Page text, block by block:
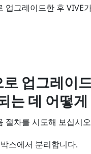
그레이드한 후 VIVE
업그레이
는 데 어떻
절차를 시도해 보십시
스에서 분리합니다.